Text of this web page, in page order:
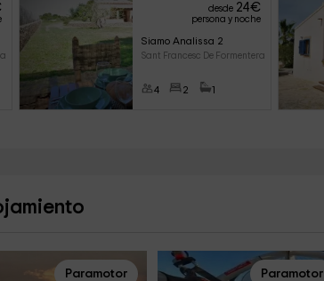
(F
desde 24€
persona y noche
Siamo Analissa 2
Sant Francesc De Formentera (F
4 2 1
Paramotor Paramotor